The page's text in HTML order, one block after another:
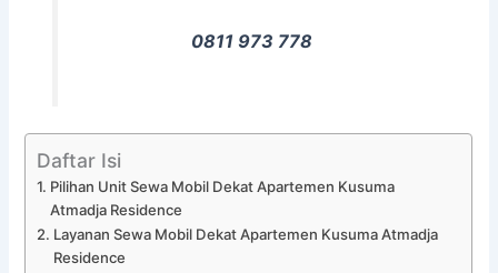
0811 973 778
Daftar Isi
Pilihan Unit Sewa Mobil Dekat Apartemen Kusuma
Atmadja Residence
Layanan Sewa Mobil Dekat Apartemen Kusuma Atmadja
Residence